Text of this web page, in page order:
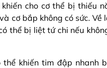
khiến cho cơ thể bị thiếu
cơ bắp không có sức.
thể bị liệt tứ chi nếu
thể khiến tim đập nhanh